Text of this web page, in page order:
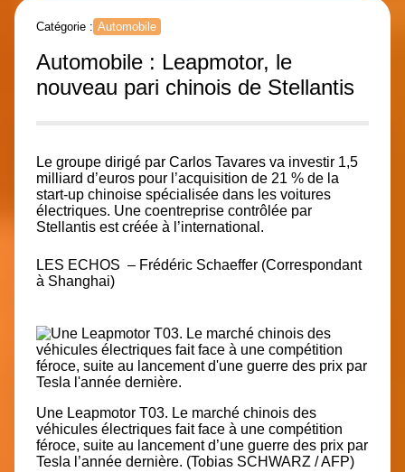
Catégorie : Automobile
Automobile : Leapmotor, le
nouveau pari chinois de Stellantis
Le groupe dirigé par Carlos Tavares va investir 1,5
milliard d’euros pour l’acquisition de 21 % de la
start-up chinoise spécialisée dans les voitures
électriques. Une coentreprise contrôlée par
Stellantis est créée à l’international.
LES ECHOS – Frédéric Schaeffer (Correspondant
à Shanghai)
Une Leapmotor T03. Le marché chinois des
véhicules électriques fait face à une compétition
féroce, suite au lancement d’une guerre des prix par
Tesla l’année dernière. (Tobias SCHWARZ / AFP)